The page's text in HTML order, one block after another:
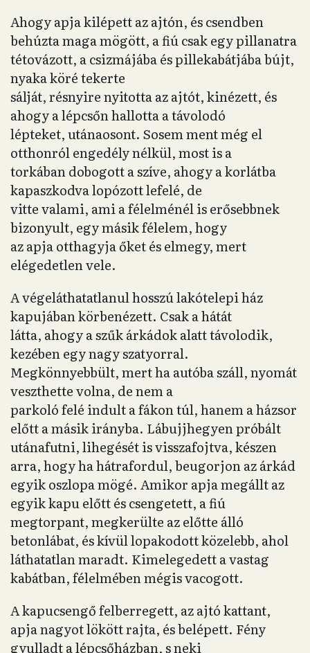
Ahogy apja kilépett az ajtón, és csendben
behúzta maga mögött, a fiú csak egy pillanatra
tétovázott, a csizmájába és pillekabátjába bújt,
nyaka köré tekerte
sálját, résnyire nyitotta az ajtót, kinézett, és
ahogy a lépcsőn hallotta a távolodó
lépteket, utánaosont. Sosem ment még el
otthonról engedély nélkül, most is a
torkában dobogott a szíve, ahogy a korlátba
kapaszkodva lopózott lefelé, de
vitte valami, ami a félelménél is erősebbnek
bizonyult, egy másik félelem, hogy
az apja otthagyja őket és elmegy, mert
elégedetlen vele.
A végeláthatatlanul hosszú lakótelepi ház
kapujában körbenézett. Csak a hátát
látta, ahogy a szűk árkádok alatt távolodik,
kezében egy nagy szatyorral.
Megkönnyebbült, mert ha autóba száll, nyomát
veszthette volna, de nem a
parkoló felé indult a fákon túl, hanem a házsor
előtt a másik irányba. Lábujjhegyen próbált
utánafutni, lihegését is visszafojtva, készen
arra, hogy ha hátrafordul, beugorjon az árkád
egyik oszlopa mögé. Amikor apja megállt az
egyik kapu előtt és csengetett, a fiú
megtorpant, megkerülte az előtte álló
betonlábat, és kívül lopakodott közelebb, ahol
láthatatlan maradt. Kimelegedett a vastag
kabátban, félelmében mégis vacogott.
A kapucsengő felberregett, az ajtó kattant,
apja nagyot lökött rajta, és belépett. Fény
gyulladt a lépcsőházban, s neki